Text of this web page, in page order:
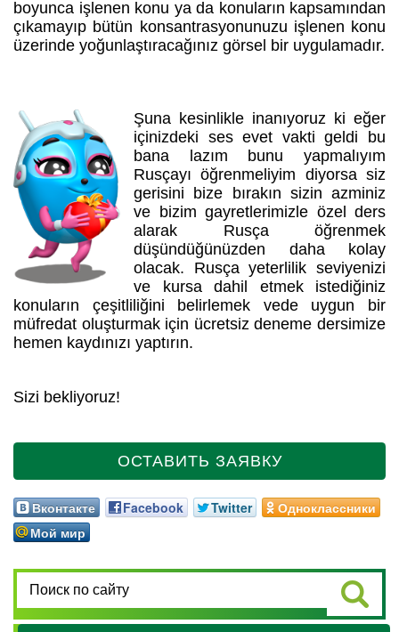
boyunca işlenen konu ya da konuların kapsamından
çıkamayıp bütün konsantrasyonunuzu işlenen konu
üzerinde yoğunlaştıracağınız görsel bir uygulamadır.
Şuna kesinlikle inanıyoruz ki eğer
içinizdeki ses evet vakti geldi bu
bana lazım bunu yapmalıyım
Rusçayı öğrenmeliyim diyorsa siz
gerisini bize bırakın sizin azminiz
ve bizim gayretlerimizle özel ders
alarak Rusça öğrenmek
düşündüğünüzden daha kolay
olacak. Rusça yeterlilik seviyenizi
ve kursa dahil etmek istediğiniz
konuların çeşitliliğini belirlemek vede uygun bir
müfredat oluşturmak için ücretsiz deneme dersimize
hemen kaydınızı yaptırın.
Sizi bekliyoruz!
ОСТАВИТЬ ЗАЯВКУ
Вконтакте Facebook Twitter
Одноклассники
Мой мир